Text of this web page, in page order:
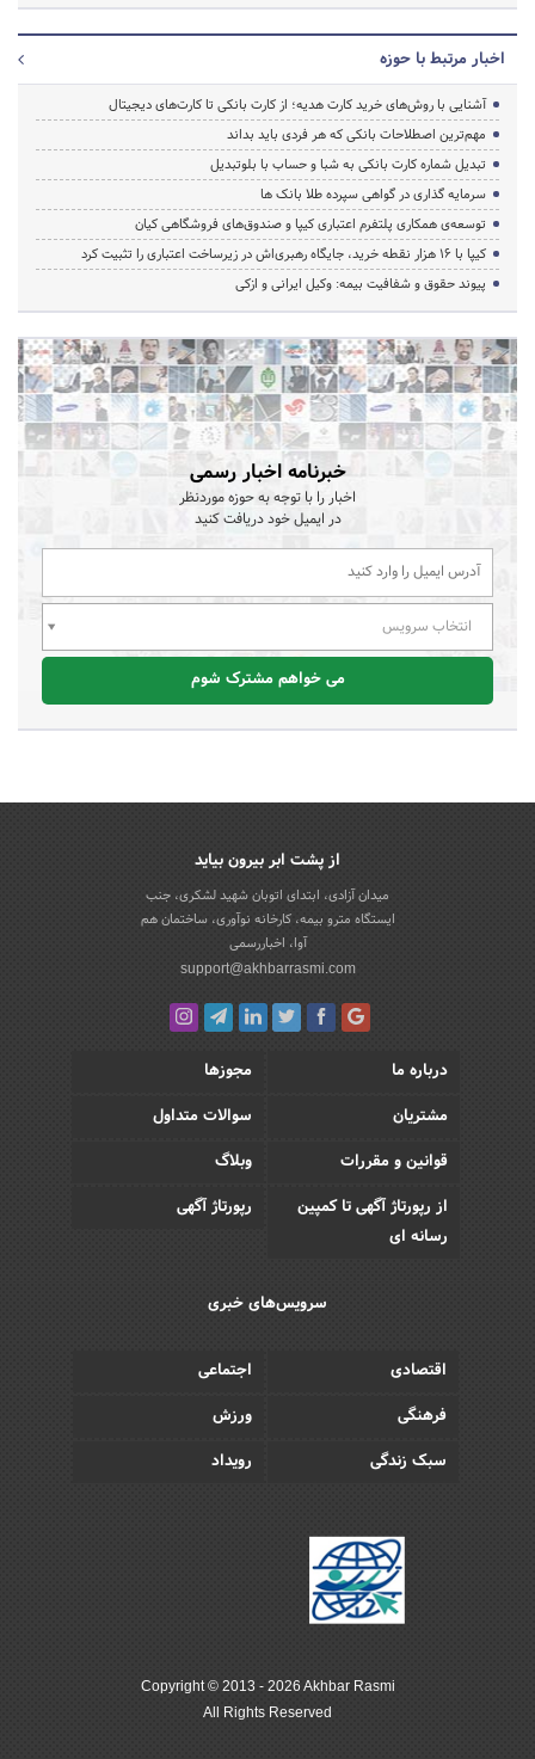
اخبار مرتبط با حوزه
آشنایی با روش‌های خرید کارت هدیه؛ از کارت بانکی تا کارت‌های دیجیتال
مهم‌ترین اصطلاحات بانکی که هر فردی باید بداند
تبدیل شماره کارت بانکی به شبا و حساب با بلوتبدیل
سرمایه گذاری در گواهی سپرده طلا بانک ها
توسعه‌ی همکاری‌ پلتفرم اعتباری کیپا و صندوق‌های فروشگاهی کیان
کیپا با ۱۶ هزار نقطه خرید، جایگاه رهبری‌اش در زیرساخت اعتباری را تثبیت کرد
پیوند حقوق و شفافیت بیمه: وکیل ایرانی و ازکی
خبرنامه اخبار رسمی
اخبار را با توجه به حوزه موردنظر
در ایمیل خود دریافت کنید
انتخاب سرویس
می خواهم مشترک شوم
از پشت ابر بیرون بیاید
میدان آزادی، ابتدای اتوبان شهید لشکری، جنب
ایستگاه مترو بیمه، کارخانه نوآوری، ساختمان هم
آوا، اخباررسمی
support@akhbarrasmi.com
درباره ما
مجوزها
مشتریان
سوالات متداول
قوانین و مقررات
وبلاگ
از رپورتاژ آگهی تا کمپین
رسانه ای
رپورتاژ آگهی
سرویس‌های خبری
اقتصادی
اجتماعی
فرهنگی
ورزش
سبک زندگی
رویداد
Copyright © 2013 - 2026 Akhbar Rasmi
All Rights Reserved